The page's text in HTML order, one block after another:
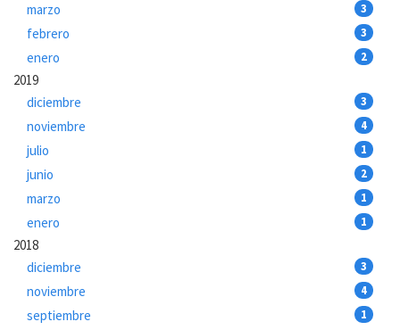
marzo 3
febrero 3
enero 2
2019
diciembre
3
noviembre 4
julio 1
junio 2
marzo 1
enero 1
2018
diciembre
3
noviembre 4
septiembre 1